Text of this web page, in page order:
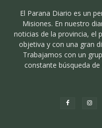
El Parana Diario es un
Misiones. En nuestro
noticias de la provincia, el
objetiva y con una gran
Trabajamos con un
constante búsqueda